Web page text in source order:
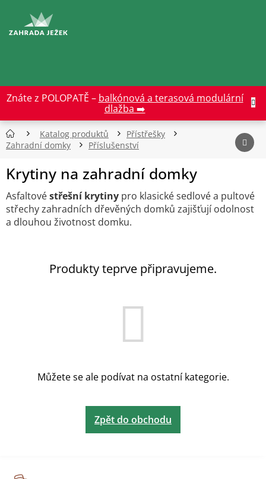
obsah
Znáte z POLOPATĚ – balkónová a terasová modulární
dlažba ➡️
Katalog produktů
Přístřešky
Zahradní domky
Příslušenství
Krytiny na zahradní domky
Asfaltovéstřešní krytiny pro klasické sedlové a pultové
střechy zahradních dřevěných domků zajišťují odolnost
a dlouhou životnost domku.
Produkty teprve připravujeme.
Můžete se ale podívat na ostatní kategorie.
Zpět do obchodu